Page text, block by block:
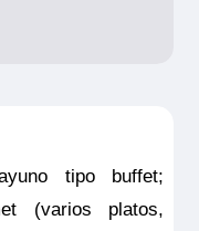
sólo es
en España
pagado en el
tipo buffet;
(varios platos,